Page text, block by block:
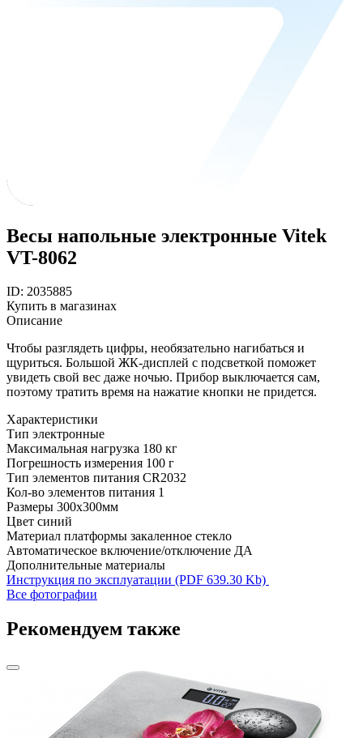
Весы напольные электронные Vitek
VT-8062
ID: 2035885
Купить в магазинах
Описание
Чтобы разглядеть цифры, необязательно нагибаться и
щуриться. Большой ЖК-дисплей с подсветкой поможет
увидеть свой вес даже ночью. Прибор выключается сам,
поэтому тратить время на нажатие кнопки не придется.
Характеристики
Тип электронные
Максимальная нагрузка 180 кг
Погрешность измерения 100 г
Тип элементов питания CR2032
Кол-во элементов питания 1
Размеры 300x300мм
Цвет синий
Материал платформы закаленное стекло
Автоматическое включение/отключение ДА
Дополнительные материалы
Инструкция по эксплуатации (PDF 639.30 Kb)
Все фотографии
Рекомендуем также